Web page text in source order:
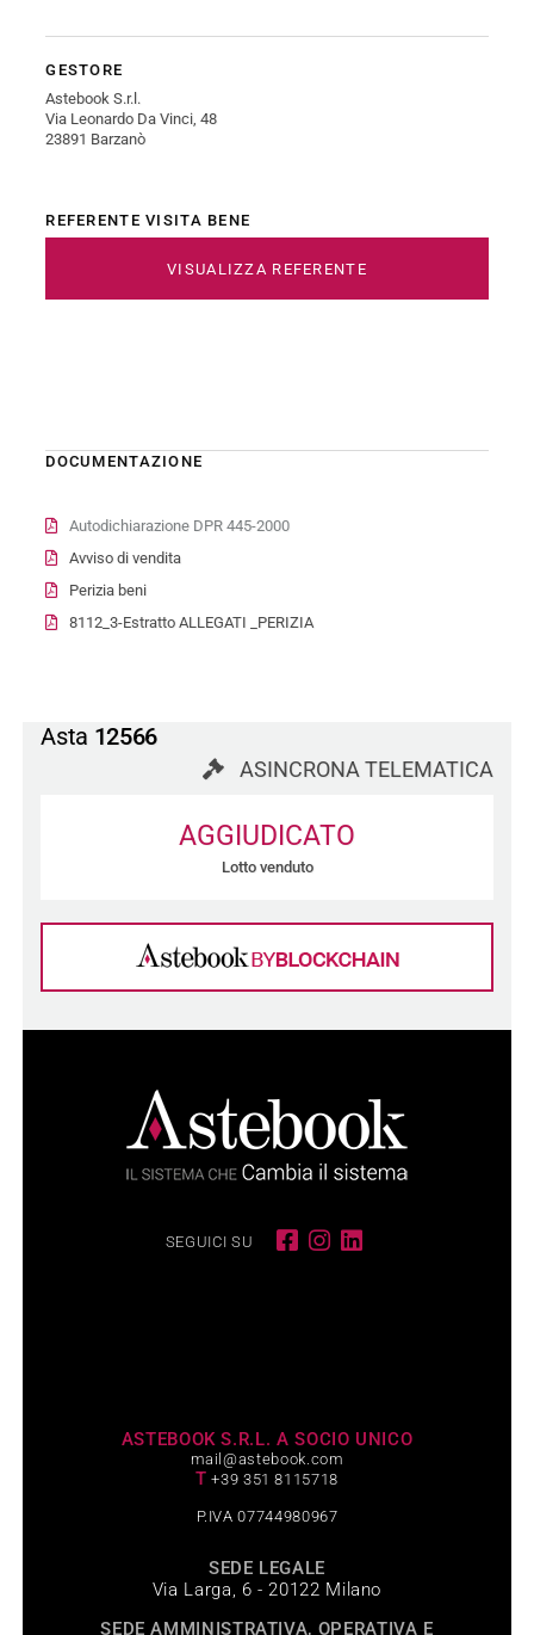
GESTORE
Astebook S.r.l.
Via Leonardo Da Vinci, 48
23891 Barzanò
REFERENTE VISITA BENE
VISUALIZZA REFERENTE
DOCUMENTAZIONE
Autodichiarazione DPR 445-2000
Avviso di vendita
Perizia beni
8112_3-Estratto ALLEGATI _PERIZIA
Asta 12566
ASINCRONA TELEMATICA
AGGIUDICATO
Lotto venduto
SEGUICI SU
ASTEBOOK S.R.L. A SOCIO UNICO
mail@astebook.com
T +39 351 8115718
P.IVA 07744980967
SEDE LEGALE
Via Larga, 6 - 20122 Milano
SEDE AMMINISTRATIVA, OPERATIVA E